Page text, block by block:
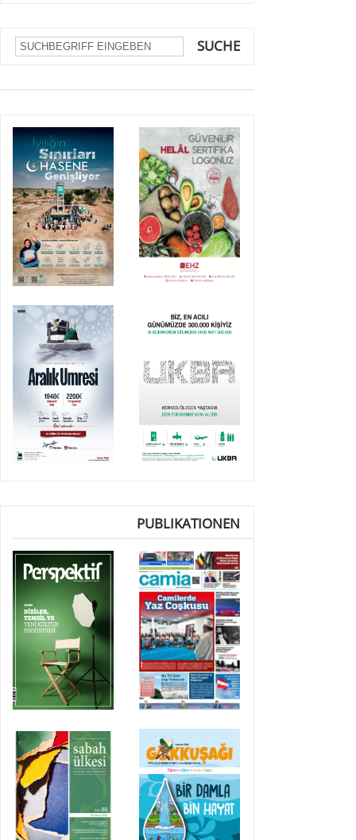
SUCHE
PUBLIKATIONEN